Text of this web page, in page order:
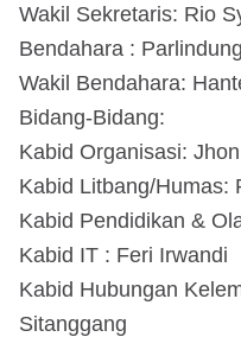
Wakil Sekretaris: Rio
Bendahara :
Wakil Bendahara:
Bidang-Bidang:
Kabid Organisasi:
Kabid Litbang/Humas:
Kabid Pendidikan &
Kabid IT : Feri Irwandi
Kabid Hubungan
Sitanggang